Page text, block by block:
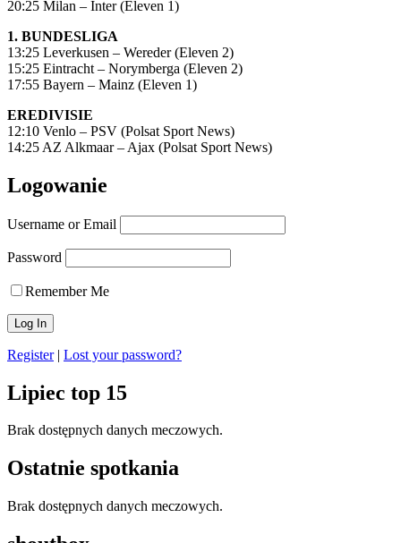
20:25 Milan – Inter (Eleven 1)
1. BUNDESLIGA
13:25 Leverkusen – Wereder (Eleven 2)
15:25 Eintracht – Norymberga (Eleven 2)
17:55 Bayern – Mainz (Eleven 1)
EREDIVISIE
12:10 Venlo – PSV (Polsat Sport News)
14:25 AZ Alkmaar – Ajax (Polsat Sport News)
Logowanie
Username or Email
Password
Remember Me
Register| Lost your password?
Lipiec top 15
Brak dostępnych danych meczowych.
Ostatnie spotkania
Brak dostępnych danych meczowych.